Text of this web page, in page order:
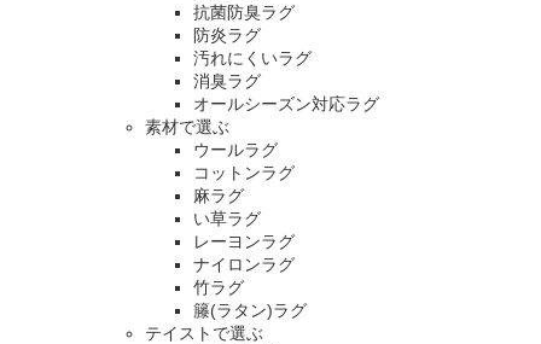
抗菌防臭ラグ
防炎ラグ
汚れにくいラグ
消臭ラグ
オールシーズン対応ラグ
素材で選ぶ
ウールラグ
コットンラグ
麻ラグ
い草ラグ
レーヨンラグ
ナイロンラグ
竹ラグ
籐(ラタン)ラグ
テイストで選ぶ